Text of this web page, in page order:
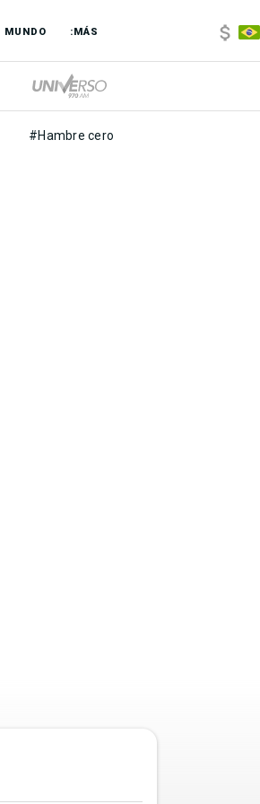
MUNDO :MÁS
#Hambre cero